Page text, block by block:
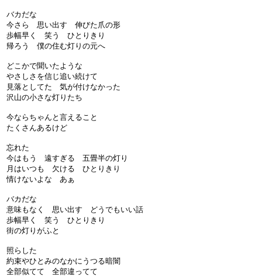
バカだな
今さら 思い出す 伸びた爪の形
歩幅早く 笑う ひとりきり
帰ろう 僕の住む灯りの元へ
どこかで聞いたような
やさしさを信じ追い続けて
見落としてた 気が付けなかった
沢山の小さな灯りたち
今ならちゃんと言えること
たくさんあるけど
忘れた
今はもう 遠すぎる 五畳半の灯り
月はいつも 欠ける ひとりきり
情けないよな あぁ
バカだな
意味もなく 思い出す どうでもいい話
歩幅早く 笑う ひとりきり
街の灯りがふと
照らした
約束やひとみのなかにうつる暗闇
全部似てて 全部違ってて